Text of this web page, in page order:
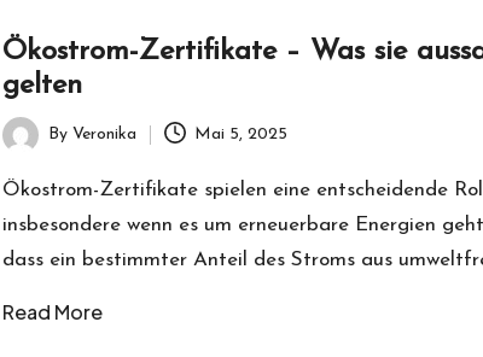
Ökostrom-Zertifikate – Was sie
gelten
Posted
by
By Veronika Mai 5, 2025
Ökostrom-Zertifikate spielen eine entscheidende
insbesondere wenn es um erneuerbare Energien
dass ein bestimmter Anteil des Stroms aus
Read More